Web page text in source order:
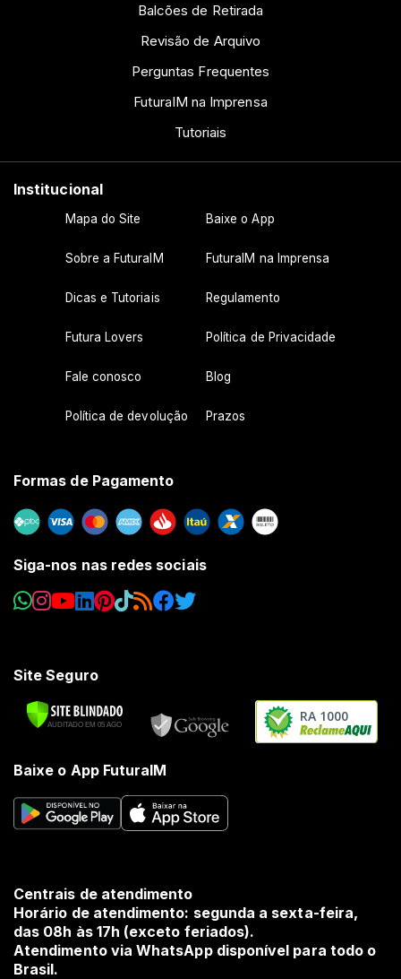
Balcões de Retirada
Revisão de Arquivo
Perguntas Frequentes
FuturaIM na Imprensa
Tutoriais
Institucional
Mapa do Site Baixe o App
Sobre a FuturaIM FuturaIM na Imprensa
Dicas e Tutoriais Regulamento
Futura Lovers Política de Privacidade
Fale conosco Blog
Política de devolução Prazos
Formas de Pagamento
Siga-nos nas redes sociais
Site Seguro
RA 1000
Baixe o App FuturaIM
Centrais de atendimento
Horário de atendimento: segunda a sexta-feira,
das 08h às 17h (exceto feriados).
Atendimento via WhatsApp disponível para todo o
Brasil.